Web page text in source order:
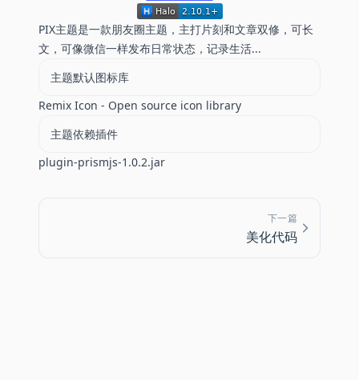
PIX主题是一款朋友圈主题，主打片刻和文章双修，可长
文，可像微信一样发布日常状态，记录生活...
主题默认图标库
Remix Icon - Open source icon library
主题依赖插件
plugin-prismjs-1.0.2.jar
下一篇
美化代码